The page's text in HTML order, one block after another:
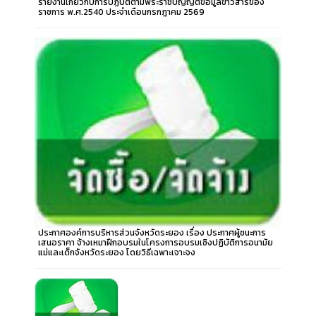
ราชการ พ.ศ.2540 ประจำเดือนกรกฎาคม 2569
ประกาศองค์การบริหารส่วนจังหวัดระยอง เรื่อง ประกาศผู้ชนะการ
เสนอราคา จ้างเหมาฝึกอบรมในโครงการอบรมเชิงปฏิบัติการอนามัย
แม่และเด็กจังหวัดระยอง โดยวิธีเฉพาะเจาะจง